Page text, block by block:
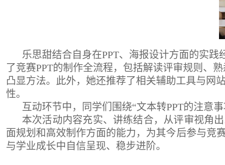
乐思甜结合自身在PPT、海报设计方面的实
了竞赛PPT的制作全流程，包括解读评审规则、
凸显方法。此外，她还推荐了相关辅助工具与网
性。
互动环节中，同学们围绕“文本转PPT的注意
本次活动内容充实、讲练结合，从评审视角
面规划和高效制作方面的能力，为其今后参与竞
与学业成长中自信呈现、稳步进阶。